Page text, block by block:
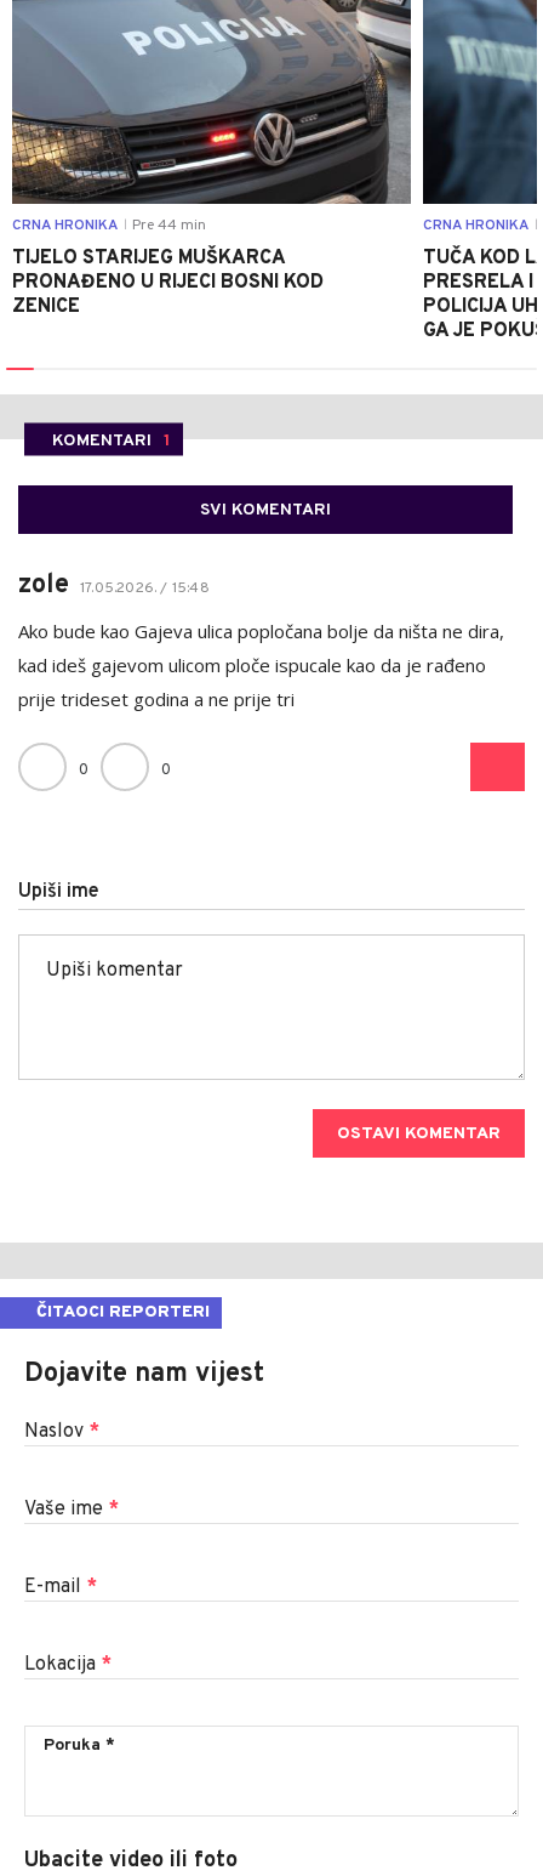
CRNA HRONIKA Pre 44 min
TIJELO STARIJEG MUŠKARCA
PRONAĐENO U RIJECI BOSNI KOD
ZENICE
CRNA HRONIKA
TUČA KOD
PRESRELA I
POLICIJA
GA JE
KOMENTARI 1
SVI KOMENTARI
zole 17.05.2026. / 15:48
Ako bude kao Gajeva ulica popločana bolje da ništa ne dira,
kad ideš gajevom ulicom ploče ispucale kao da je rađeno
prije trideset godina a ne prije tri
0 0
Upiši ime
OSTAVI KOMENTAR
ČITAOCI REPORTERI
Dojavite nam vijest
Naslov *
Vaše ime *
E-mail *
Lokacija *
Ubacite video ili foto